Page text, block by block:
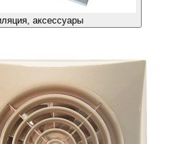
аксессуары